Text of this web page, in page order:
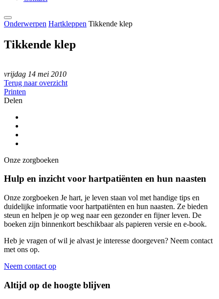
Onderwerpen Hartkleppen Tikkende klep
Tikkende klep
vrijdag 14 mei 2010
Terug naar overzicht
Printen
Delen
Onze zorgboeken
Hulp en inzicht voor hartpatiënten en hun naasten
Onze zorgboeken Je hart, je leven staan vol met handige tips en
duidelijke informatie voor hartpatiënten en hun naasten. Ze bieden
steun en helpen je op weg naar een gezonder en fijner leven. De
boeken zijn binnenkort beschikbaar als papieren versie en e-book.
Heb je vragen of wil je alvast je interesse doorgeven? Neem contact
met ons op.
Neem contact op
Altijd op de hoogte blijven